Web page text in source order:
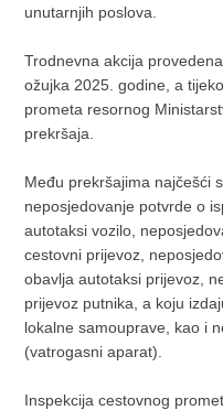
unutarnjih poslova.
Trodnevna akcija
ožujka 2025. godine, a
prometa resornog
prekršaja.
Među prekršajima najčešći
neposjedovanje potvrde o
autotaksi vozilo,
cestovni prijevoz,
obavlja autotaksi prijevoz,
prijevoz putnika, a koju
lokalne samouprave, kao i
(vatrogasni aparat).
Inspekcija cestovnog